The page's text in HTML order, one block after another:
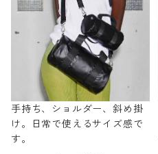
手持ち、ショルダー、斜め掛
け。日常で使えるサイズ感で
す。